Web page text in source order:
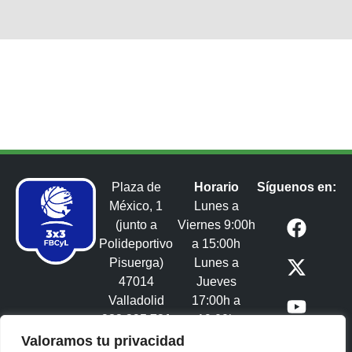
Valoramos tu privacidad
Plaza de
México, 1
(junto a
Polideportivo
Pisuerga)
47014
Valladolid
983 395 731
3x3castillayleon@fbcyl.es​
Horario
Lunes a
Viernes 9:00h
a 15:00h
Lunes a
Jueves
17:00h a
19:00h
Síguenos en: